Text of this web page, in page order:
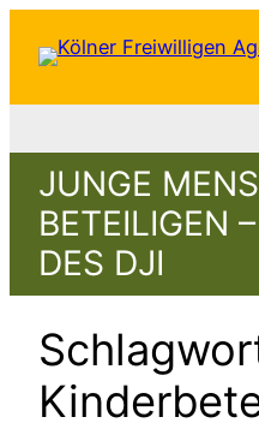
Inhalt
JUNGE
BETEILIGEN
DES DJI